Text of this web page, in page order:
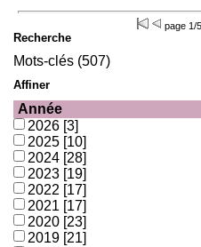
page 1/
Recherche
Mots-clés (507)
Affiner
Année
2026 [3]
2025 [10]
2024 [28]
2023 [19]
2022 [17]
2021 [17]
2020 [23]
2019 [21]